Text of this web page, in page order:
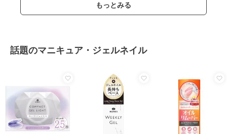
もっとみる
話題のマニキュア・ジェルネイル